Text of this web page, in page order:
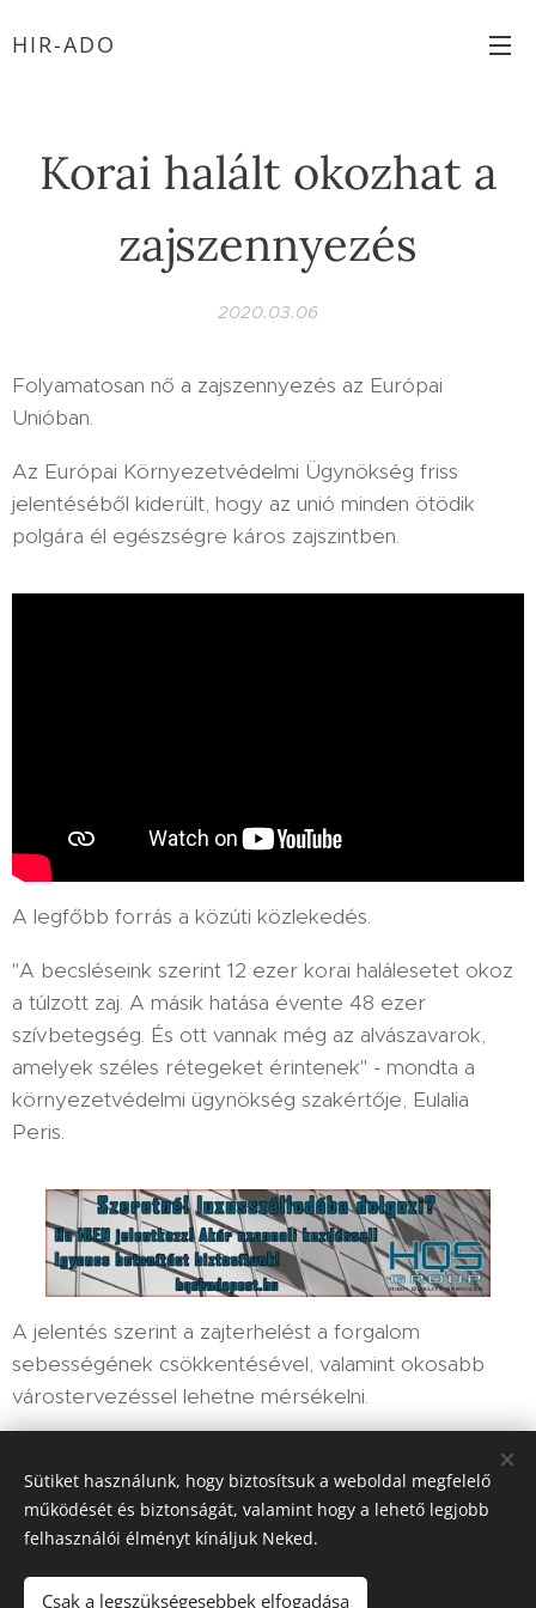
HIR-ADO
Korai halált okozhat a
zajszennyezés
2020.03.06
Folyamatosan nő a zajszennyezés az Európai
Unióban.
Az Európai Környezetvédelmi Ügynökség friss
jelentéséből kiderült, hogy az unió minden ötödik
polgára él egészségre káros zajszintben.
A legfőbb forrás a közúti közlekedés.
"A becsléseink szerint 12 ezer korai halálesetet okoz
a túlzott zaj. A másik hatása évente 48 ezer
szívbetegség. És ott vannak még az alvászavarok,
amelyek széles rétegeket érintenek" - mondta a
környezetvédelmi ügynökség szakértője, Eulalia
Peris.
A jelentés szerint a zajterhelést a forgalom
sebességének csökkentésével, valamint okosabb
várostervezéssel lehetne mérsékelni.
Share
Sütiket használunk, hogy biztosítsuk a weboldal megfelelő
működését és biztonságát, valamint hogy a lehető legjobb
felhasználói élményt kínáljuk Neked.
Csak a legszükségesebbek elfogadása